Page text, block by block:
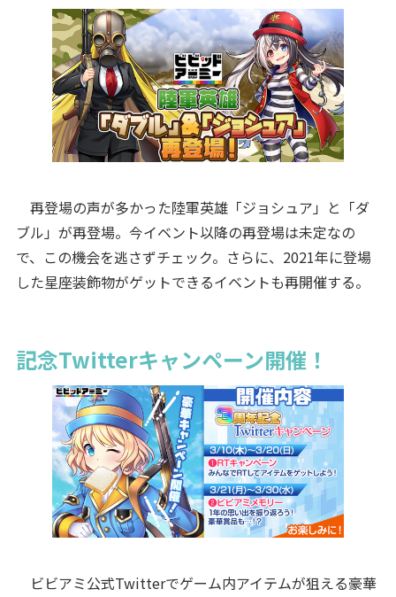
再登場の声が多かった陸軍英雄「ジョシュア」と「ダ
ブル」が再登場。今イベント以降の再登場は未定なの
で、この機会を逃さずチェック。さらに、2021年に登場
した星座装飾物がゲットできるイベントも再開催する。
記念Twitterキャンペーン開催！
ビビアミ公式Twitterでゲーム内アイテムが狙える豪華